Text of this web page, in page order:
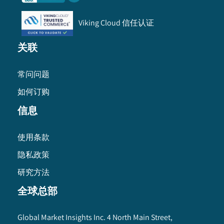
Viking Cloud 信任认证
关联
常问问题
如何订购
信息
使用条款
隐私政策
研究方法
全球总部
Global Market Insights Inc. 4 North Main Street,